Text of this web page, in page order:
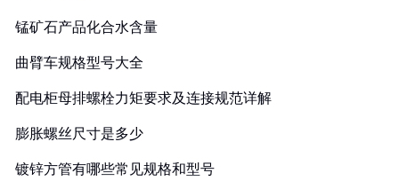
锰矿石产品化合水含量
曲臂车规格型号大全
配电柜母排螺栓力矩要求及连接规范详解
膨胀螺丝尺寸是多少
镀锌方管有哪些常见规格和型号